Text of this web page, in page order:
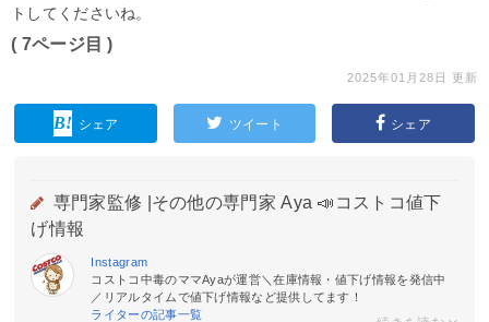
トしてくださいね。
( 7ページ目 )
2025年01月28日 更新
シェア ツイート シェア
専門家監修 | その他の専門家 Aya 📣コストコ値下
げ情報
Instagram
コストコ中毒のママAyaが運営＼在庫情報・値下げ情報を発信中
／リアルタイムで値下げ情報など提供してます！
ライターの記事一覧